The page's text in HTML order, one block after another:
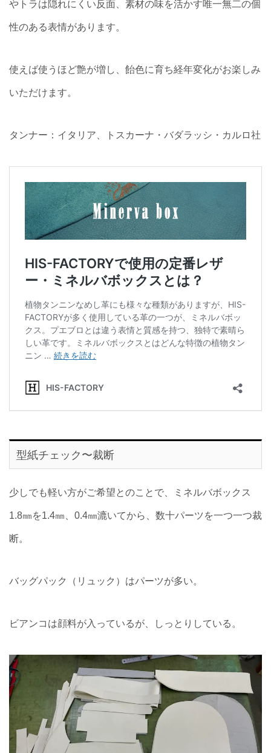
やトラは隠れにくい反面、素材の味を活かす唯一無二の個
性のある表情があります。
使えば使うほど艶が増し、飴色に育ち経年変化がお楽しみ
いただけます。
タンナー：イタリア、トスカーナ・バダラッシ・カルロ社
型紙チェック〜裁断
少しでも軽い方がご希望とのことで、ミネルバボックス
1.8㎜を1.4㎜、0.4㎜漉いてから、数十パーツを一つ一つ裁
断。
バッグパック（リュック）はパーツが多い。
ビアンコは顔料が入っているが、しっとりしている。